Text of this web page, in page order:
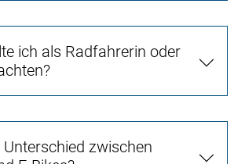
ich als Radfahrerin oder
zwischen